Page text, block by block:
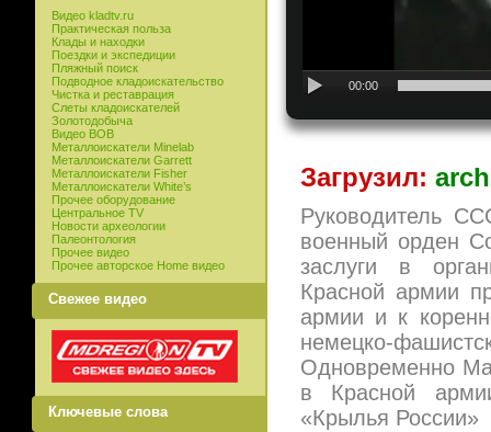
Видео kladtv.ru
Практическая польза
Клады и находки
Поездки и экспедиции
Пляжный поиск
Подводное кладоискательство
Чистка и реставрация
Слеты кладоискателей
Золотодобыча
Видео ВОВ
Металлоискатели Minelab
Металлоискатели Garrett
Металлоискатели Fisher
Металлоискатели White’s
Прочее оборудование
Центральное TV
Новости археологии
Палеонтология
Прочее видео
Прочее авторское Home видео
Свежее видео
Ключевые слова
00:00
Загрузил:
Руководитель
военный орден
заслуги в
Красной армии
армии и к
немецко-
Одновременно
в Красной
«Крылья России»